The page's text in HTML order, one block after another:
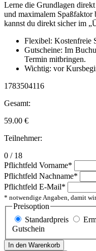
Lerne die Grundlagen
und maximalem Spaßfaktor
kannst du direkt sicher im
Flexibel: Kostenfreie
Gutscheine: Im
Termin mitbringen.
Wichtig: vor
1783504116
Gesamt:
59.00 €
Teilnehmer:
0 / 18
Pflichtfeld Vorname*
Pflichtfeld Nachname*
Pflichtfeld E-Mail*
* notwendige Angaben, damit
Preisoption
Standardpreis
Gutschein